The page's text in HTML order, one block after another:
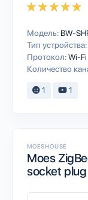
Модель: BW-
Тип устройства:
Протокол:Wi-Fi
Количество
1 1
MOESHOUSE
Moes
socket plug